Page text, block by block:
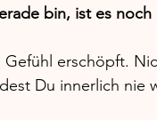
bin, ist es
Gefühl erschöpft.
Du innerlich nie